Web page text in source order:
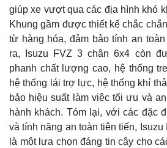
giúp xe vượt qua các địa hình khó
Khung gầm được thiết kế chắc
từ hàng hóa, đảm bảo tính an
ra, Isuzu FVZ 3 chân 6x4 còn
phanh chất lượng cao, hệ thống
hệ thống lái trợ lực, hệ thống khí
bảo hiệu suất làm việc tối ưu và
hành khách. Tóm lại, với các đặc
và tính năng an toàn tiên tiến, Isuzu
là một lựa chọn đáng tin cậy cho